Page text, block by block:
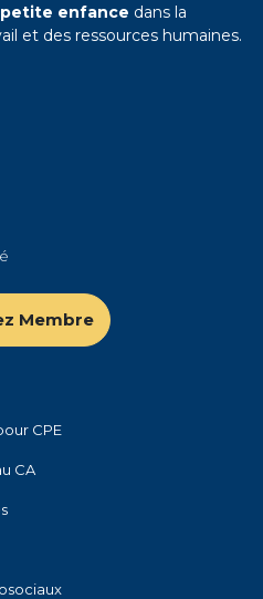
petite enfance dans la
et des ressources humaines.
Membre
C​PE
CA